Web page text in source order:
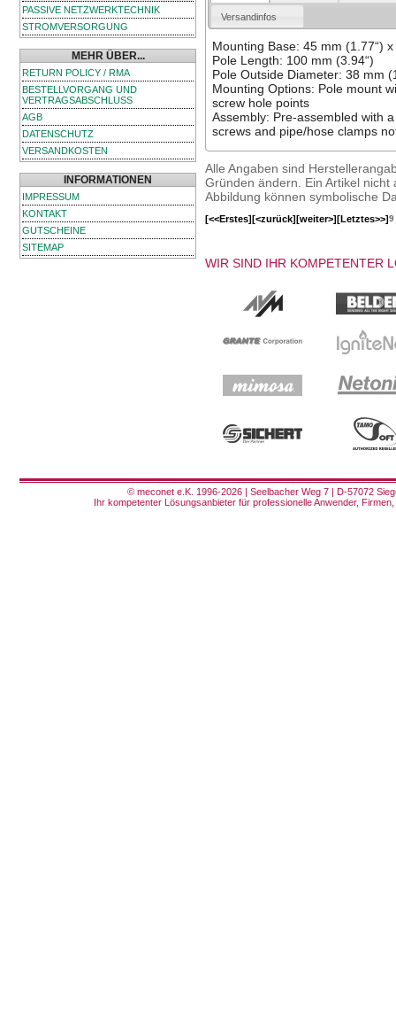
PASSIVE NETZWERKTECHNIK
STROMVERSORGUNG
MEHR ÜBER...
RETURN POLICY / RMA
BESTELLVORGANG UND
VERTRAGSABSCHLUSS
AGB
DATENSCHUTZ
VERSANDKOSTEN
INFORMATIONEN
IMPRESSUM
KONTAKT
GUTSCHEINE
SITEMAP
Versandinfos
Mounting Base: 45 mm (1.77“)
Pole Length: 100 mm (3.94“)
Pole Outside Diameter: 38 mm
Mounting Options: Pole mount
screw hole points
Assembly: Pre-assembled with
screws and pipe/hose clamps
Alle Angaben sind
Gründen ändern. Ein Artikel
Abbildung können symbolische
[<<Erstes][<zurück][weiter>][Letztes>>]9
WIR SIND IHR KOMPETENTER
© meconet e.K. 1996-2026 | Seelbacher Weg 7 | D-57072
Ihr kompetenter Lösungsanbieter für professionelle Anwender,